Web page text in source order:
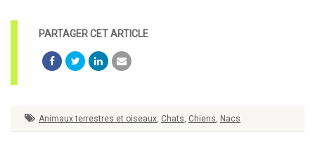
Animaux terrestres et oiseaux, Chats, Chiens, Nacs